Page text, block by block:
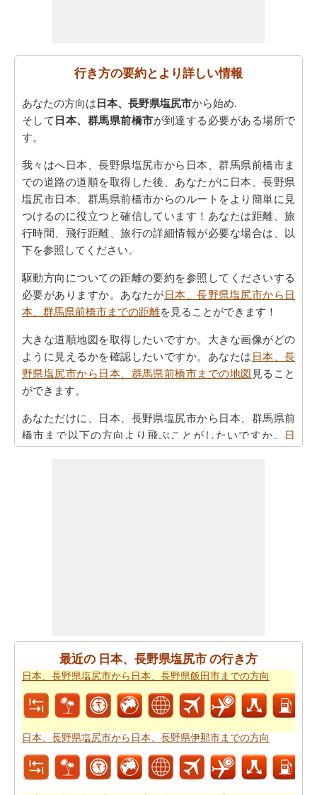
行き方の要約とより詳しい情報
あなたの方向は 日本、長野県塩尻市から始め.
そして 日本、群馬県前橋市が到達する必要がある場所で
す。
我々はへ日本、長野県塩尻市から日本、群馬県前橋市ま
での道路の道順を取得した後、あなたがに日本、長野県
塩尻市日本、群馬県前橋市からのルートをより簡単に見
つけるのに役立つと確信しています！あなたは距離、旅
行時間、飛行距離、旅行の詳細情報が必要な場合は、以
下を参照してください。
駆動方向についての距離の要約を参照してくださいする
必要がありますか。あなたが日本、長野県塩尻市から日
本、群馬県前橋市までの距離を見ることができます！
大きな道順地図を取得したいですか。大きな画像がどの
ように見えるかを確認したいですか。あなたは 日本、長
野県塩尻市から日本、群馬県前橋市までの地図 見ること
ができます。
あなただけに、日本、長野県塩尻市から日本、群馬県前
橋市まで以下の方向より飛ぶことがしたいですか。
日
べての情報が必要ですか。日本、長野県塩尻市から日
本、群馬県前橋市までの旅行方法をチェックしてくださ
い。日本、長野県塩尻市から日本、群馬県前橋市までの
自分がより良いあなたの旅行を計画するのに役立ちま
す。
道路で旅行するのは疲れましたか。日本、長野県塩尻市
から日本、群馬県前橋市まで、あなたは飛ぶことができ
ます。旅行する前に日本、長野県塩尻市から日本、群馬
最近の 日本、長野県塩尻市 の行き方
日本、長野県塩尻市から日本、長野県飯田市までの方向
日本、長野県塩尻市から日本、長野県伊那市までの方向